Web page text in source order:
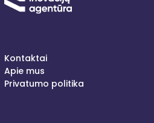
Kontaktai
Apie mus
Privatumo politika